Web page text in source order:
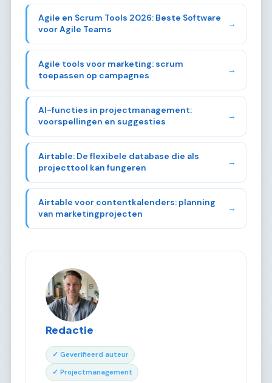
Agile en Scrum Tools 2026: Beste Software
voor Agile Teams
→
Agile tools voor marketing: scrum
toepassen op campagnes
→
AI-functies in projectmanagement:
voorspellingen en suggesties
→
Airtable: De flexibele database die als
projecttool kan fungeren
→
Airtable voor contentkalenders: planning
van marketingprojecten
→
Redactie
✓ Geverifieerd auteur
✓ Projectmanagement